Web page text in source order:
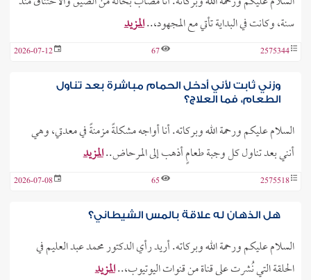
سنة، وكانت في البداية تأتي مع المجهود،..المزيد
2575344
67
2026-07-12
وزني ثابت لأني أدخل الحمام مباشرة بعد تناول
الطعام، فما العلاج؟
السلام عليكم ورحمة الله وبركاته. أنا أواجه مشكلةً مزمنةً في معدتي، وهي
أنني بعد تناول كل وجبة طعامٍ أذهب إلى المرحاض..المزيد
2575518
65
2026-07-08
هل الذهان له علاقة بالمس الشيطاني؟
السلام عليكم ورحمة الله وبركاته. أريد رأي الدكتور محمد عبد العليم في
الحلقة التي نُشرت على قناة من قنوات اليوتيوب،..المزيد